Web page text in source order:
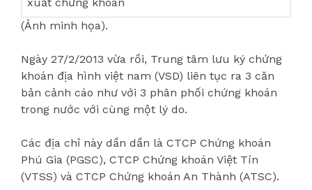
(Ảnh minh họa).
Ngày 27/2/2013 vừa rồi, Trung tâm lưu ký chứng
khoán địa hình việt nam (VSD) liên tục ra 3 căn
bản cảnh cáo như với 3 phân phối chứng khoán
trong nước với cùng một lý do.
Các địa chỉ này dần dần là CTCP Chứng khoán
Phú Gia (PGSC), CTCP Chứng khoán Việt Tín
(VTSS) và CTCP Chứng khoán An Thành (ATSC).